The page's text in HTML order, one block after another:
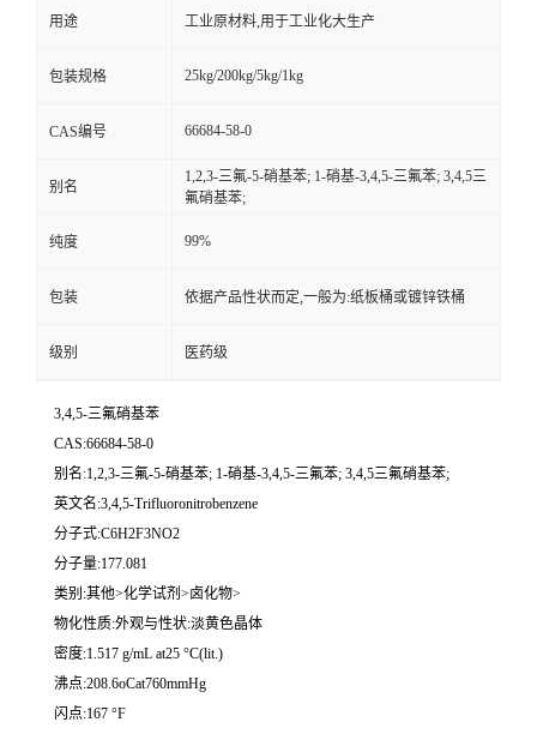
用途 工业原材料,用于工业化大生产
包装规格 25kg/200kg/5kg/1kg
CAS编号 66684-58-0
别名
1,2,3-三氟-5-硝基苯; 1-硝基-3,4,5-三氟苯; 3,4,5三
氟硝基苯;
纯度 99%
包装 依据产品性状而定,一般为:纸板桶或镀锌铁桶
级别 医药级
3,4,5-三氟硝基苯
CAS:66684-58-0
别名:1,2,3-三氟-5-硝基苯; 1-硝基-3,4,5-三氟苯; 3,4,5三氟硝基苯;
英文名:3,4,5-Trifluoronitrobenzene
分子式:C6H2F3NO2
分子量:177.081
类别:其他>化学试剂>卤化物>
物化性质:外观与性状:淡黄色晶体
密度:1.517 g/mL at25 °C(lit.)
沸点:208.6oCat760mmHg
闪点:167 °F